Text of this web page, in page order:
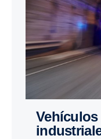
Vehículos para incendios